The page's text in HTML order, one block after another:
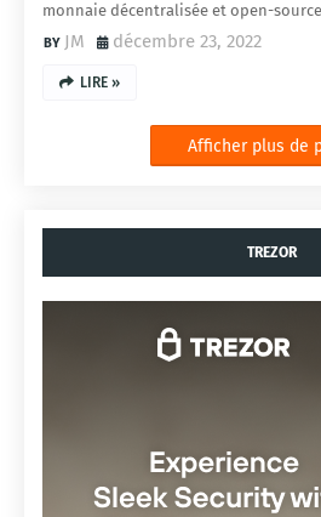
monnaie décentralisée et open-
JM décembre 23, 2022
LIRE »
Afficher plus de
TREZOR